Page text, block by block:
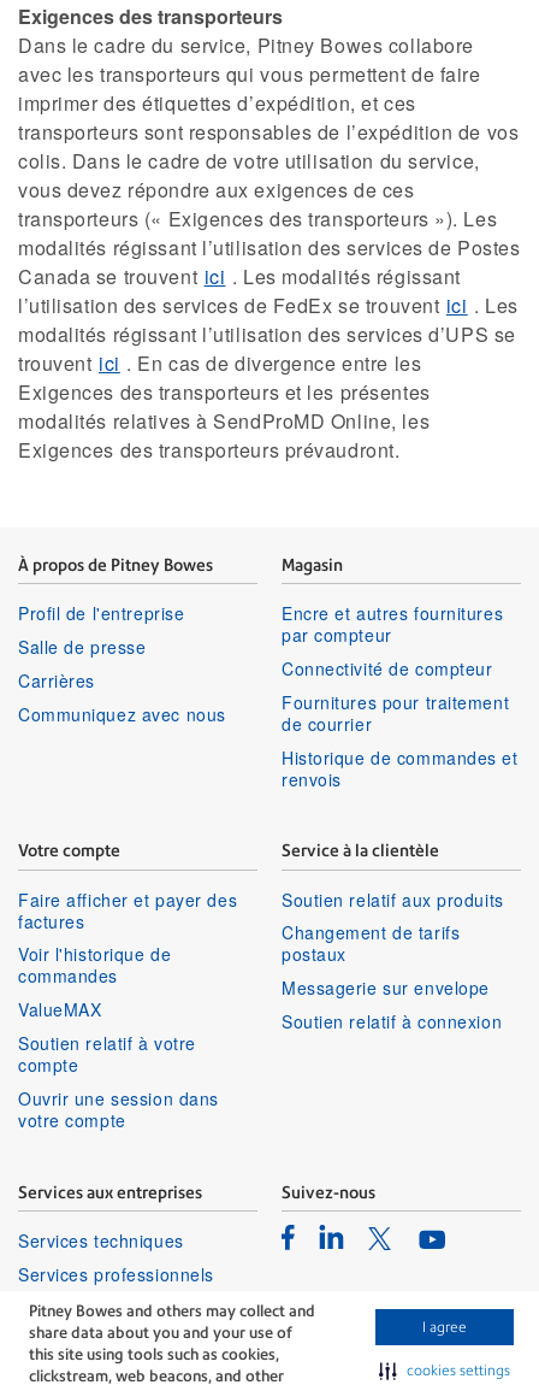
Pitney Bowes and others may collect and
share data about you and your use of
this site using tools such as cookies,
clickstream, web beacons, and other
I agree
cookies settings
Exigences des transporteurs
Dans le cadre du service, Pitney Bowes collabore
avec les transporteurs qui vous permettent de faire
imprimer des étiquettes d’expédition, et ces
transporteurs sont responsables de l’expédition de vos
colis. Dans le cadre de votre utilisation du service,
vous devez répondre aux exigences de ces
transporteurs (« Exigences des transporteurs »). Les
modalités régissant l’utilisation des services de Postes
Canada se trouvent ici . Les modalités régissant
l’utilisation des services de FedEx se trouvent ici . Les
modalités régissant l’utilisation des services d’UPS se
trouvent ici . En cas de divergence entre les
Exigences des transporteurs et les présentes
modalités relatives à SendProMD Online, les
Exigences des transporteurs prévaudront.
À propos de Pitney Bowes
Profil de l'entreprise
Salle de presse
Carrières
Communiquez avec nous
Magasin
Encre et autres fournitures
par compteur
Connectivité de compteur
Fournitures pour traitement
de courrier
Historique de commandes et
renvois
Votre compte
Faire afficher et payer des
factures
Voir l'historique de
commandes
ValueMAX
Soutien relatif à votre
compte
Ouvrir une session dans
votre compte
Service à la clientèle
Soutien relatif aux produits
Changement de tarifs
postaux
Messagerie sur envelope
Soutien relatif à connexion
Services aux entreprises
Services techniques
Services professionnels
Suivez-nous
FacebookLinkedinTwitterYoutube